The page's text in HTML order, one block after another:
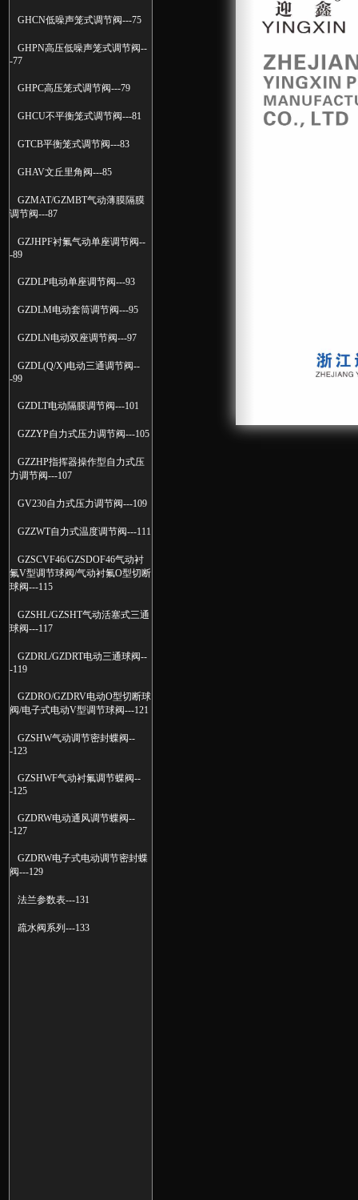
GHCN低噪声笼式调节阀---75
GHPN高压低噪声笼式调节阀--
-77
GHPC高压笼式调节阀---79
GHCU不平衡笼式调节阀---81
GTCB平衡笼式调节阀---83
GHAV文丘里角阀---85
GZMAT/GZMBT气动薄膜隔膜
调节阀---87
GZJHPF衬氟气动单座调节阀--
-89
GZDLP电动单座调节阀---93
GZDLM电动套筒调节阀---95
GZDLN电动双座调节阀---97
GZDL(Q/X)电动三通调节阀--
-99
GZDLT电动隔膜调节阀---101
GZZYP自力式压力调节阀---105
GZZHP指挥器操作型自力式压
力调节阀---107
GV230自力式压力调节阀---109
GZZWT自力式温度调节阀---111
GZSCVF46/GZSDOF46气动衬
氟V型调节球阀/气动衬氟O型切断
球阀---115
GZSHL/GZSHT气动活塞式三通
球阀---117
GZDRL/GZDRT电动三通球阀--
-119
GZDRO/GZDRV电动O型切断球
阀/电子式电动V型调节球阀---121
GZSHW气动调节密封蝶阀--
-123
GZSHWF气动衬氟调节蝶阀--
-125
GZDRW电动通风调节蝶阀--
-127
GZDRW电子式电动调节密封蝶
阀---129
法兰参数表---131
疏水阀系列---133